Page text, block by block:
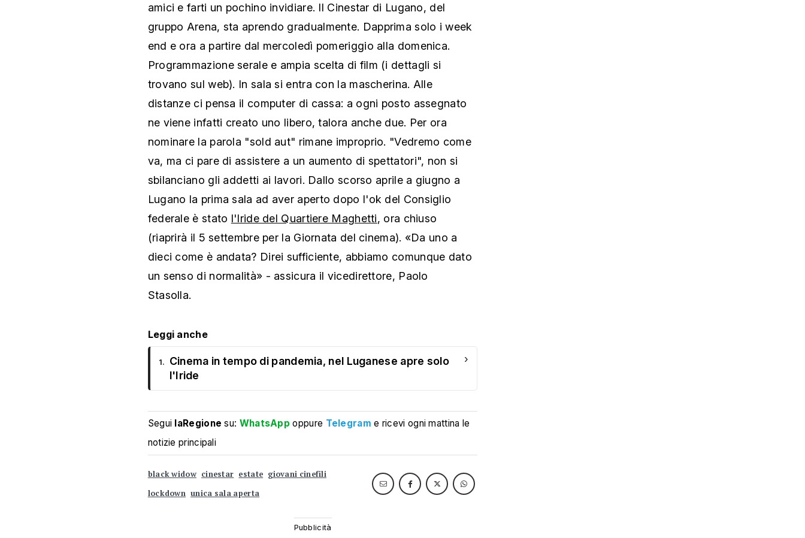
amici e farti un pochino invidiare. Il Cinestar di Lugano, del
gruppo Arena, sta aprendo gradualmente. Dapprima solo i week
end e ora a partire dal mercoledì pomeriggio alla domenica.
Programmazione serale e ampia scelta di film (i dettagli si
trovano sul web). In sala si entra con la mascherina. Alle
distanze ci pensa il computer di cassa: a ogni posto assegnato
ne viene infatti creato uno libero, talora anche due. Per ora
nominare la parola "sold aut" rimane improprio. "Vedremo come
va, ma ci pare di assistere a un aumento di spettatori", non si
sbilanciano gli addetti ai lavori. Dallo scorso aprile a giugno a
Lugano la prima sala ad aver aperto dopo l'ok del Consiglio
federale è stato l'Iride del Quartiere Maghetti, ora chiuso
(riaprirà il 5 settembre per la Giornata del cinema). «Da uno a
dieci come è andata? Direi sufficiente, abbiamo comunque dato
un senso di normalità» - assicura il vicedirettore, Paolo
Stasolla.
Leggi anche
1.
Cinema in tempo di pandemia, nel Luganese apre solo
l'Iride
›
Segui laRegione su: WhatsApp oppure Telegram e ricevi ogni mattina le
notizie principali
black widow cinestar estate giovani cinefili
lockdown unica sala aperta